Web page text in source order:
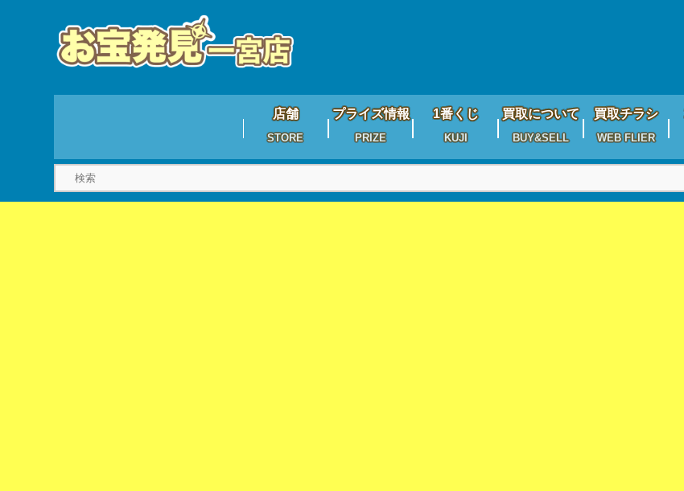
店舗
STORE
プライズ情報
PRIZE
1番くじ
KUJI
買取について
BUY&SELL
買取チラシ
WEB FLIER